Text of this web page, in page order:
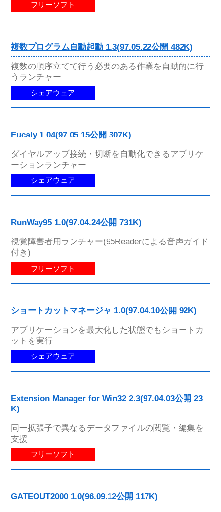
フリーソフト
複数プログラム自動起動 1.3(97.05.22公開 482K)
複数の順序立てて行う必要のある作業を自動的に行
うランチャー
シェアウェア
Eucaly 1.04(97.05.15公開 307K)
ダイヤルアップ接続・切断を自動化できるアプリケ
ーションランチャー
シェアウェア
RunWay95 1.0(97.04.24公開 731K)
視覚障害者用ランチャー(95Readerによる音声ガイド
付き)
フリーソフト
ショートカットマネージャ 1.0(97.04.10公開 92K)
アプリケーションを最大化した状態でもショートカ
ットを実行
シェアウェア
Extension Manager for Win32 2.3(97.04.03公開 23
K)
同一拡張子で異なるデータファイルの閲覧・編集を
支援
フリーソフト
GATEOUT2000 1.0(96.09.12公開 117K)